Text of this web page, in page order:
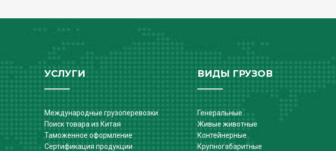
УСЛУГИ
Международные грузоперевозки
Поиск товара из Китая
Таможенное оформление
Сертификация продукции
ВИДЫ ГРУЗОВ
Генеральные
Живые животные
Контейнерные
Крупногабаритные